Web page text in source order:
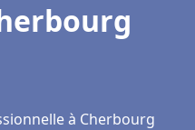
à Cherbourg